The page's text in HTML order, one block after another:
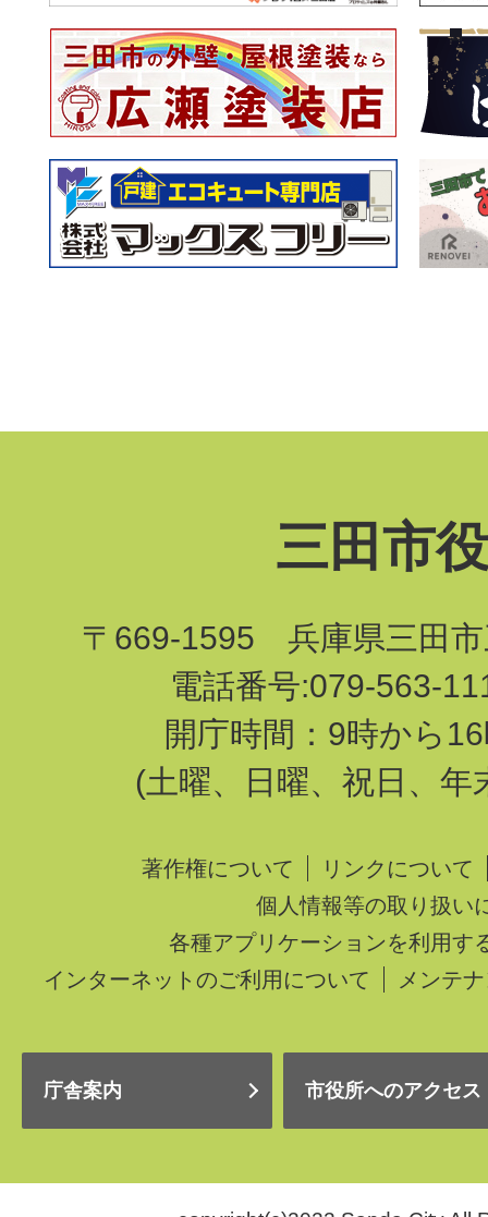
三田市
〒669-1595 兵庫県三田市
電話番号:079-563-
開庁時間：9時から
(土曜、日曜、祝日、年
著作権について
リンクについて
個人情報等の取り扱い
各種アプリケーションを利用す
インターネットのご利用について
メンテ
庁舎案内 市役所へのアクセス